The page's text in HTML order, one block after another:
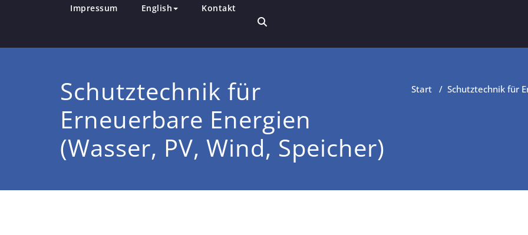
Impressum English Kontakt
Schutztechnik für
Erneuerbare Energien
(Wasser, PV, Wind, Speicher)
Start / Schutztechnik für